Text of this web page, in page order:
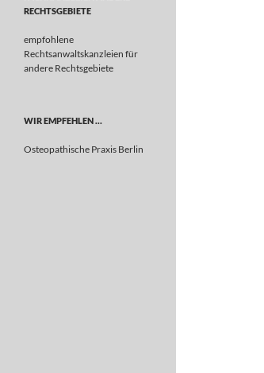
RECHTSGEBIETE
empfohlene
Rechtsanwaltskanzleien für
andere Rechtsgebiete
WIR EMPFEHLEN …
Osteopathische Praxis Berlin